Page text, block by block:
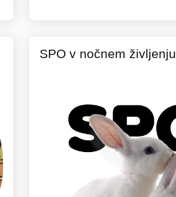
SPO v nočnem življenju